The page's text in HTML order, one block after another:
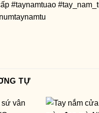
#taynamtuao
TỰ